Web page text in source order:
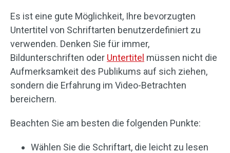
Es ist eine gute Möglichkeit, Ihre bevorzugten
Untertitel von Schriftarten benutzerdefiniert zu
verwenden. Denken Sie für immer,
Bildunterschriften oder Untertitel müssen nicht die
Aufmerksamkeit des Publikums auf sich ziehen,
sondern die Erfahrung im Video-Betrachten
bereichern.
Beachten Sie am besten die folgenden Punkte:
Wählen Sie die Schriftart, die leicht zu lesen